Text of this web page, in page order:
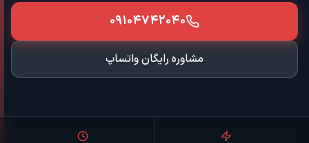
۰۹۱۰۴۷۴۲۰۴۰
مشاوره رایگان واتساپ